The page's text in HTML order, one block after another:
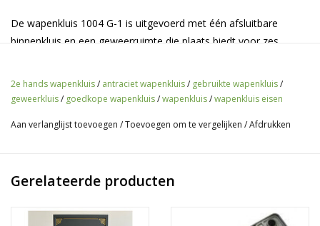
De wapenkluis 1004 G-1 is uitgevoerd met één afsluitbare
binnenkluis en een geweerruimte die plaats biedt voor zes
Heb je meer ruimte nodig? Of heb je geweren met richtkijkers
erop? Dan selecteer de gewenste dieptemaat hierboven uit het
Klasse:
Waardeberging kostbaarheden:
2e hands wapenkluis/ antraciet wapenkluis/ gebruikte wapenkluis/
geweerkluis/ goedkope wapenkluis/wapenkluis/wapenkluis eisen
Aan verlanglijst toevoegen /Toevoegen om te vergelijken /Afdrukken
Gerelateerde producten